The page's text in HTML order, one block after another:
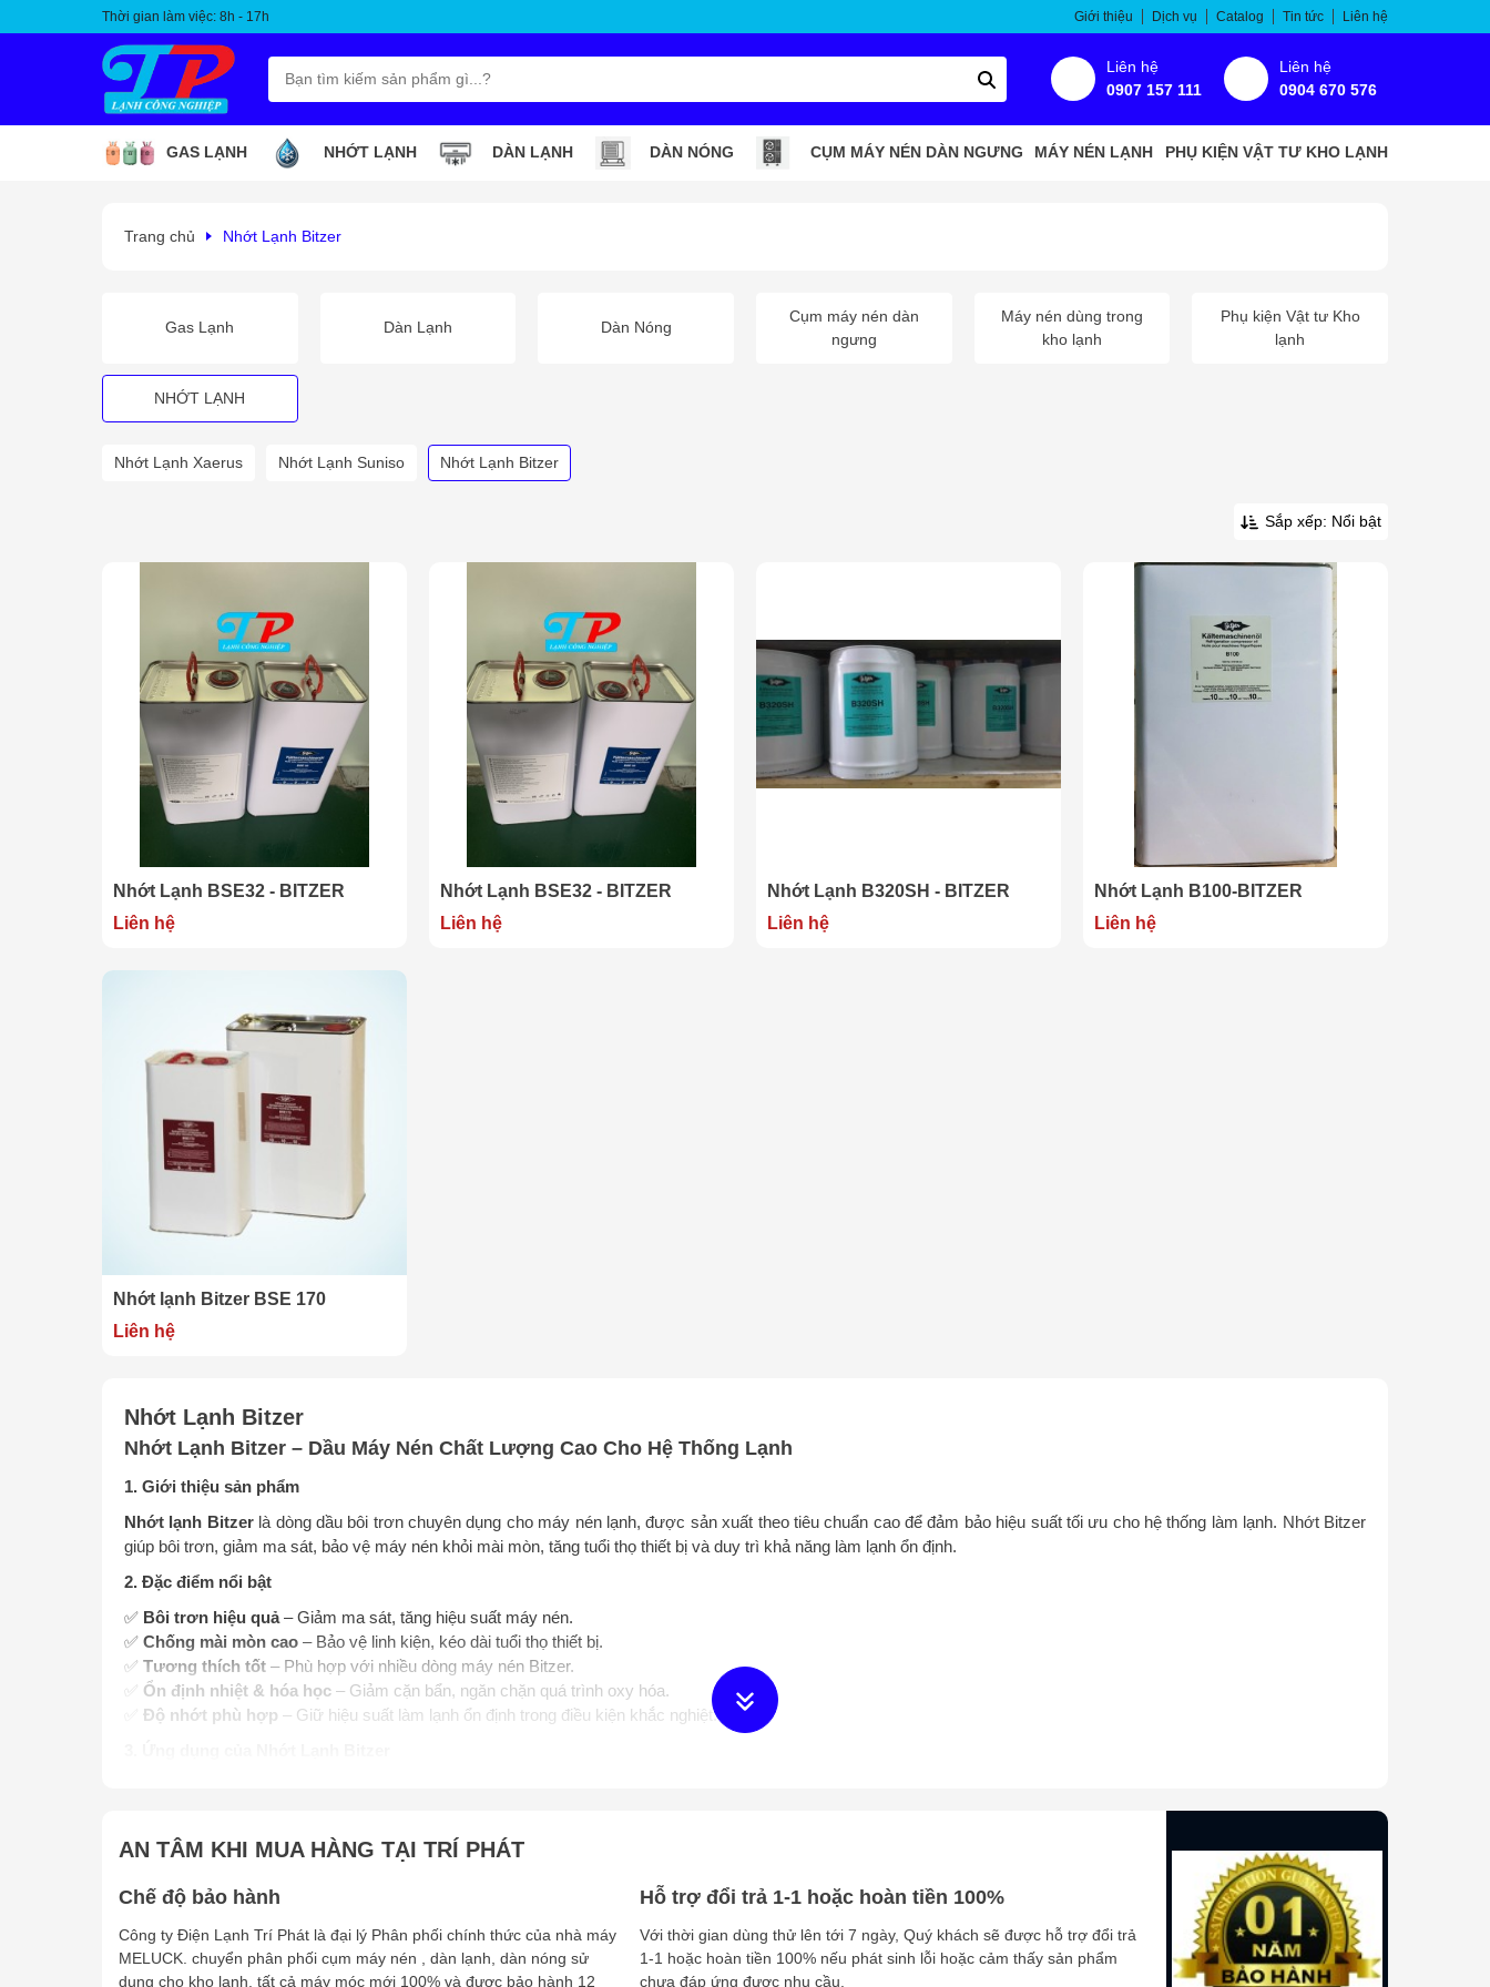
Thời gian làm việc: 8h - 17h Giới thiệu Dịch vụ Catalog Tin tức Liên hệ
Liên hệ
0907 157 111
Liên hệ
0904 670 576
GAS LẠNH NHỚT LẠNH DÀN LẠNH DÀN NÓNG CỤM MÁY NÉN DÀN NGƯNG MÁY NÉN LẠNH PHỤ KIỆN VẬT TƯ KHO LẠNH
Trang chủ Nhớt Lạnh Bitzer
Gas Lạnh Dàn Lạnh Dàn Nóng
Cụm máy nén dàn
ngưng
Máy nén dùng trong
kho lạnh
Phụ kiện Vật tư Kho
lạnh
NHỚT LẠNH
Nhớt Lạnh Xaerus Nhớt Lạnh Suniso Nhớt Lạnh Bitzer
Sắp xếp: Nổi bật
Nhớt Lạnh BSE32 - BITZER
Liên hệ
Nhớt Lạnh BSE32 - BITZER
Liên hệ
Nhớt Lạnh B320SH - BITZER
Liên hệ
Nhớt Lạnh B100-BITZER
Liên hệ
Nhớt lạnh Bitzer BSE 170
Liên hệ
Nhớt Lạnh Bitzer
Nhớt Lạnh Bitzer – Dầu Máy Nén Chất Lượng Cao Cho Hệ Thống Lạnh
1. Giới thiệu sản phẩm
Nhớt lạnh Bitzerlà dòng dầu bôi trơn chuyên dụng cho máy nén lạnh, được sản xuất theo tiêu chuẩn cao để đảm bảo hiệu suất tối ưu cho hệ thống làm lạnh. Nhớt Bitzer
giúp bôi trơn, giảm ma sát, bảo vệ máy nén khỏi mài mòn, tăng tuổi thọ thiết bị và duy trì khả năng làm lạnh ổn định.
2. Đặc điểm nổi bật
✅ Bôi trơn hiệu quả– Giảm ma sát, tăng hiệu suất máy nén.
✅ Chống mài mòn cao – Bảo vệ linh kiện, kéo dài tuổi thọ thiết bị.
✅ Tương thích tốt – Phù hợp với nhiều dòng máy nén Bitzer.
Ổn định nhiệt & hóa học – Giảm cặn bẩn, ngăn chặn quá trình oxy hóa.
Độ nhớt phù hợp – Giữ hiệu suất làm lạnh ổn định trong điều kiện khắc nghiệt.
🔹 Hệ thống điều hòa không khí lớn (chiller, VRF, VRV).
🔹 Kho lạnh, tủ đông, hệ thống làm lạnh siêu thị.
4. Hướng dẫn sử dụng & bảo quản
Sử dụng loại nhớt Bitzer phù hợp với dòng máy nén và môi chất lạnh.
Bảo quản nơi khô ráo, thoáng mát, tránh tiếp xúc trực tiếp với ánh nắng và độ ẩm.
AN TÂM KHI MUA HÀNG TẠI TRÍ PHÁT
Chế độ bảo hành
Công ty Điện Lạnh Trí Phát là đại lý Phân phối chính thức của nhà máy
MELUCK. chuyển phân phối cụm máy nén , dàn lạnh, dàn nóng sử
dụng cho kho lạnh. tất cả máy móc mới 100% và được bảo hành 12
Hỗ trợ đổi trả 1-1 hoặc hoàn tiền 100%
Với thời gian dùng thử lên tới 7 ngày, Quý khách sẽ được hỗ trợ đổi trả
1-1 hoặc hoàn tiền 100% nếu phát sinh lỗi hoặc cảm thấy sản phẩm
chưa đáp ứng được nhu cầu.